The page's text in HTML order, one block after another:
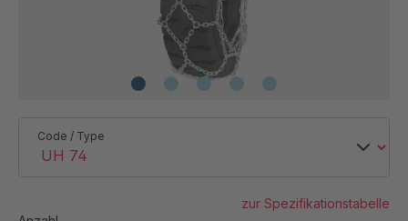
Code / Type
zur Spezifikationstabelle